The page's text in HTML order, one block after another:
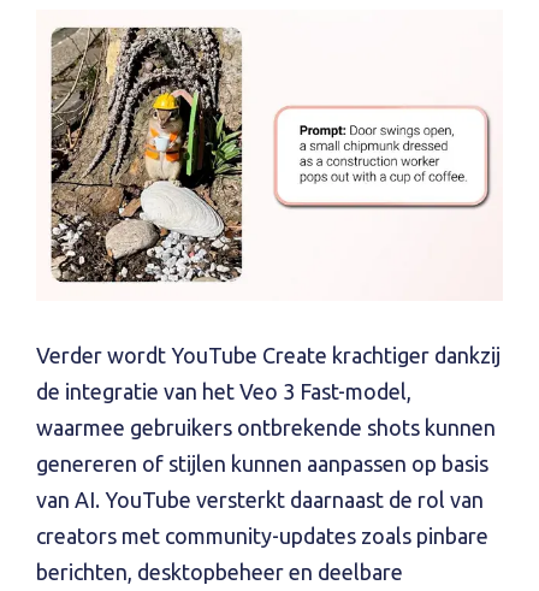
Verder wordt YouTube Create krachtiger dankzij
de integratie van het Veo 3 Fast-model,
waarmee gebruikers ontbrekende shots kunnen
genereren of stijlen kunnen aanpassen op basis
van AI. YouTube versterkt daarnaast de rol van
creators met community-updates zoals pinbare
berichten, desktopbeheer en deelbare